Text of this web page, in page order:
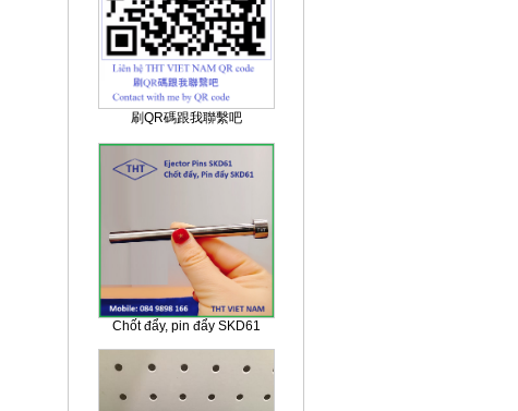
刷QR碼跟我聯繫吧
Chốt đẩy, pin đẩy SKD61